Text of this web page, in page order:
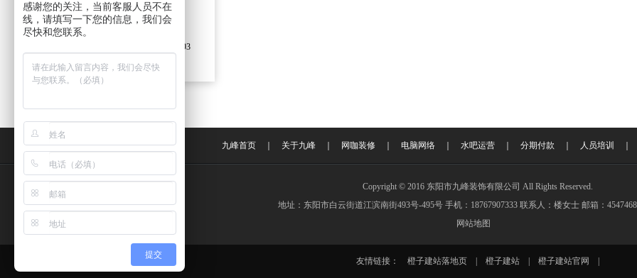
手机：18767907333
邮箱：
地址：东阳市白云街道江滨南街493
号-495号
九峰首页 关于九峰 网咖装修 电脑网络 水吧运营 分期付款 人员培训
Copyright © 2016 东阳市九峰装饰有限公司 All Rights Reserved.
地址：东阳市白云街道江滨南街493号-495号 手机：18767907333 联系人：楼女士 邮箱：
网站地图
友情链接： 橙子建站落地页 橙子建站 橙子建站官网
感谢您的关注，当前客服人员不在
线，请填写一下您的信息，我们会
尽快和您联系。
提交